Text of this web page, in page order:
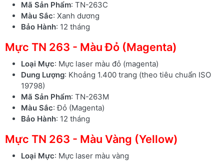
Mã Sản Phẩm: TN-263C
Màu Sắc: Xanh dương
Bảo Hành: 12 tháng
Mực TN 263 - Màu Đỏ (Magenta)
Loại Mực: Mực laser màu đỏ (magenta)
Dung Lượng: Khoảng 1.400 trang (theo tiêu chuẩn ISO
19798)
Mã Sản Phẩm: TN-263M
Màu Sắc: Đỏ (Magenta)
Bảo Hành: 12 tháng
Mực TN 263 - Màu Vàng (Yellow)
Loại Mực: Mực laser màu vàng